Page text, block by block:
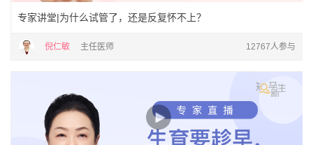
专家讲堂|为什么试管了，还是反复怀不上？
倪仁敏 主任医师 12767人参与